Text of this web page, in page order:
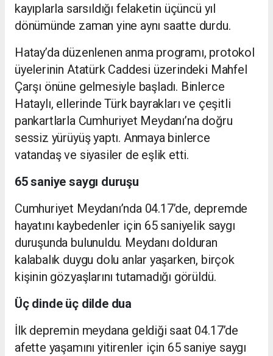
kayıplarla sarsıldığı felaketin üçüncü yıl
dönümünde zaman yine aynı saatte durdu.
Hatay’da düzenlenen anma programı, protokol
üyelerinin Atatürk Caddesi üzerindeki Mahfel
Çarşı önüne gelmesiyle başladı. Binlerce
Hataylı, ellerinde Türk bayrakları ve çeşitli
pankartlarla Cumhuriyet Meydanı’na doğru
sessiz yürüyüş yaptı. Anmaya binlerce
vatandaş ve siyasiler de eşlik etti.
65 saniye saygı duruşu
Cumhuriyet Meydanı’nda 04.17’de, depremde
hayatını kaybedenler için 65 saniyelik saygı
duruşunda bulunuldu. Meydanı dolduran
kalabalık duygu dolu anlar yaşarken, birçok
kişinin gözyaşlarını tutamadığı görüldü.
Üç dinde üç dilde dua
İlk depremin meydana geldiği saat 04.17’de
afette yaşamını yitirenler için 65 saniye saygı